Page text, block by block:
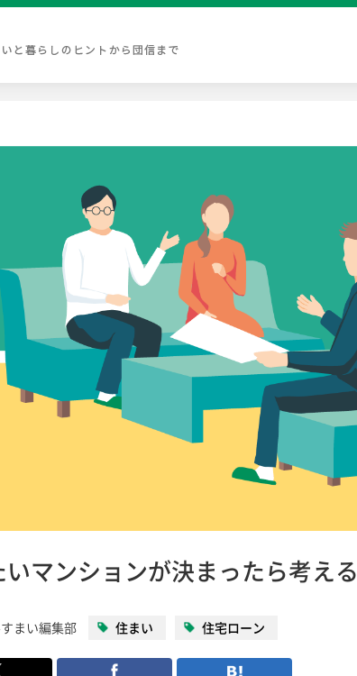
いマンションが決まったら考え
まい編集部 住まい 住宅ローン